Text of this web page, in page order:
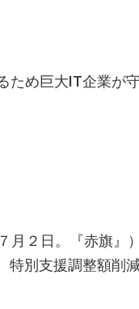
ため巨大IT企業が
２日。『赤旗』）
別支援調整額削